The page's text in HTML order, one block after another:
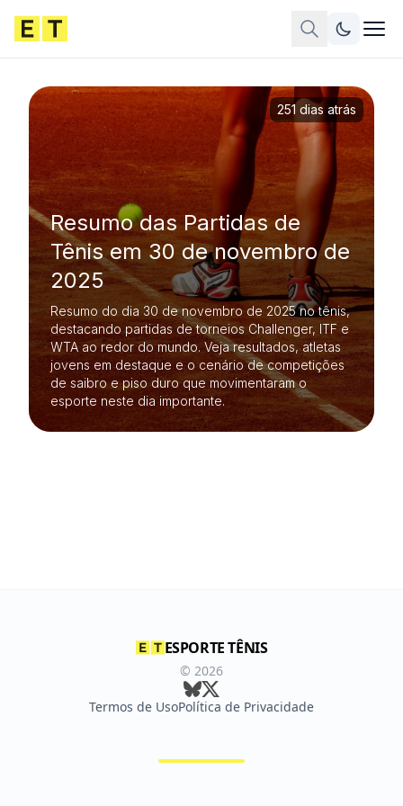
Resumo das Partidas de
Tênis em 30 de novembro de
2025
Resumo do dia 30 de novembro de 2025 no tênis,
destacando partidas de torneios Challenger, ITF e
WTA ao redor do mundo. Veja resultados, atletas
jovens em destaque e o cenário de competições
de saibro e piso duro que movimentaram o
esporte neste dia importante.
251 dias atrás
ESPORTE TÊNIS
© 2026
Termos de UsoPolítica de Privacidade